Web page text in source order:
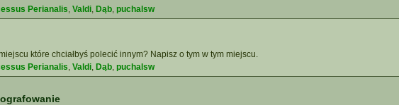
Perianalis, Valdi, Dąb, puchalsw
które chciałbyś polecić innym? Napisz o tym w tym miejscu.
Perianalis, Valdi, Dąb, puchalsw